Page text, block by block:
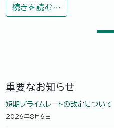
続きを読む…from 認知症共
重要なお知らせ
短期プライムレートの改定について
2026年8月6日